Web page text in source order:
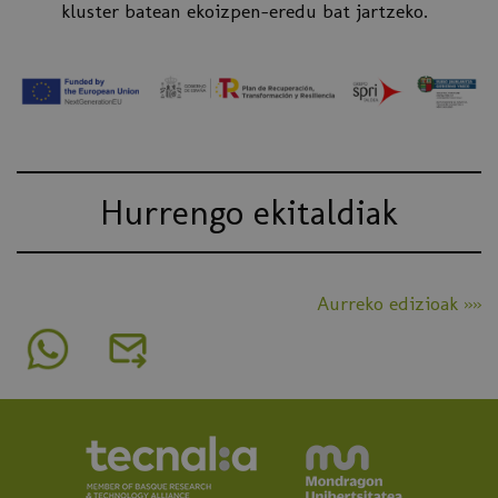
kluster batean ekoizpen-eredu bat jartzeko.
Hurrengo ekitaldiak
Aurreko edizioak »»